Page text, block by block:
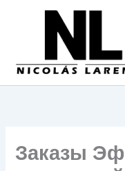
содержимому
Заказы